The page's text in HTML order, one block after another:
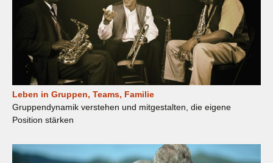
Leben in Gruppen, Teams, Familie
Gruppendynamik verstehen und mitgestalten, die eigene
Position stärken